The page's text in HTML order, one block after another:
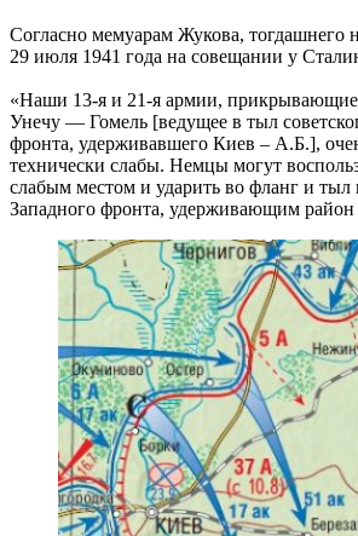
Согласно мемуарам Жукова, тогдашнего
29 июля 1941 года на совещании у
«Наши 13-я и 21-я армии, прикрывающие
Унечу — Гомель [ведущее в тыл
фронта, удерживавшего Киев – А.Б.],
технически слабы. Немцы могут
слабым местом и ударить во фланг и
Западного фронта, удерживающим район